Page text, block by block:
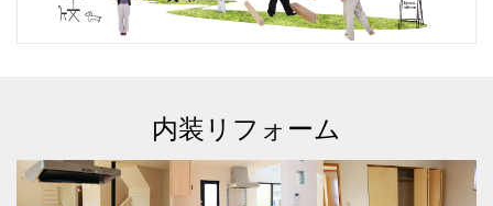
内装リフォーム